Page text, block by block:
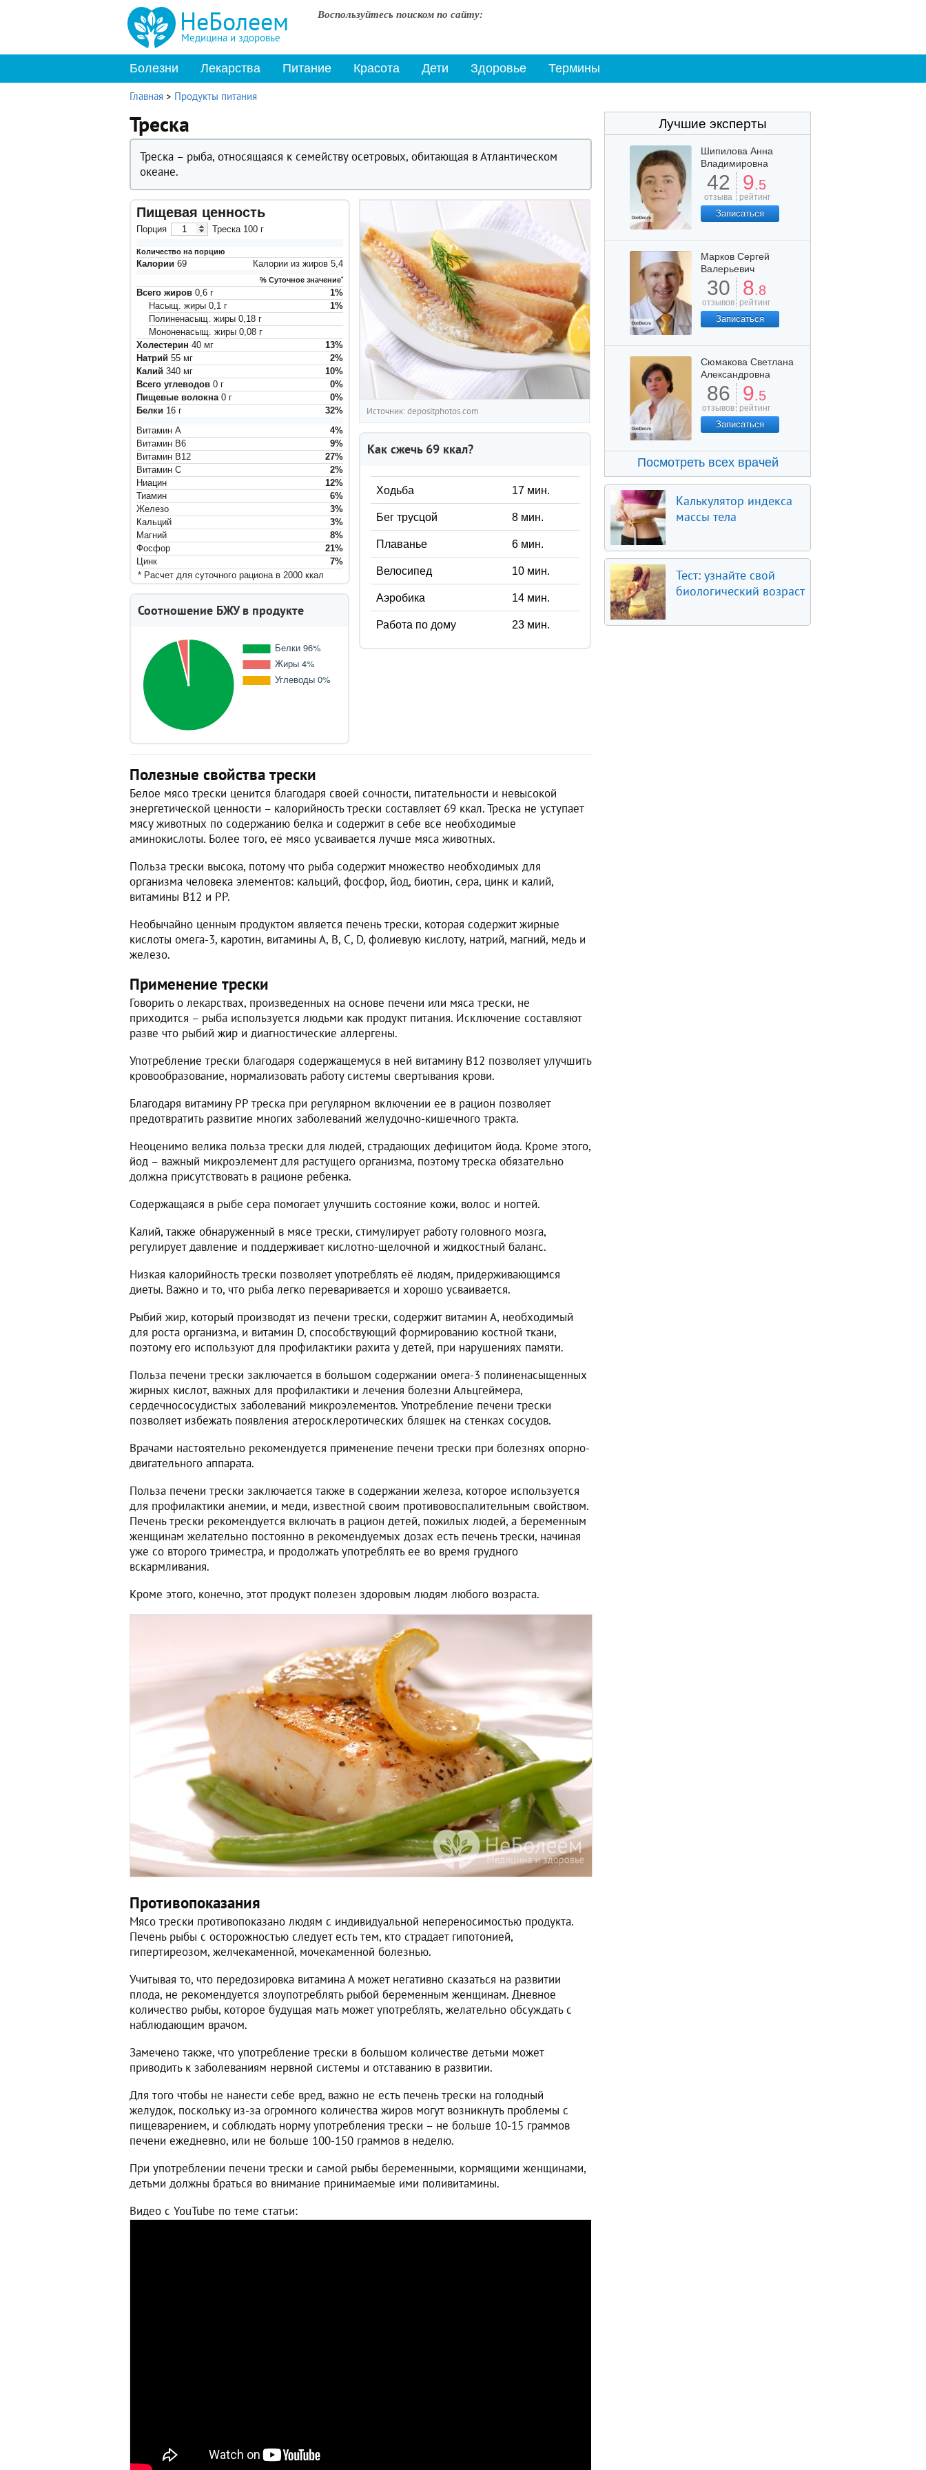
НеБолеем
Медицина и здоровье
Воспользуйтесь поиском по сайту:
Болезни Лекарства Питание Красота Дети Здоровье Термины
Главная > Продукты питания
Треска
Треска – рыба, относящаяся к семейству осетровых, обитающая в Атлантическом
океане.
Пищевая ценность
Порция Треска 100 г
Количество на порцию
Калории 69 Калории из жиров 5,4
% Суточное значение*
Всего жиров 0,6 г 1%
Насыщ. жиры 0,1 г 1%
Полиненасыщ. жиры 0,18 г
Мононенасыщ. жиры 0,08 г
Холестерин 40 мг 13%
Натрий 55 мг 2%
Калий 340 мг 10%
Всего углеводов 0 г 0%
Пищевые волокна 0 г 0%
Белки 16 г 32%
Витамин A
4%
Витамин B6
9%
Витамин B12
27%
Витамин C
2%
Ниацин
12%
Тиамин
6%
Железо
3%
Кальций
3%
Магний
8%
Фосфор
21%
Цинк
7%
* Расчет для суточного рациона в 2000 ккал
Соотношение БЖУ в продукте
Источник: depositphotos.com
Как сжечь 69 ккал?
Ходьба 17 мин.
Бег трусцой 8 мин.
Плаванье 6 мин.
Велосипед 10 мин.
Аэробика 14 мин.
Работа по дому 23 мин.
Полезные свойства трески
Белое мясо трески ценится благодаря своей сочности, питательности и невысокой
энергетической ценности – калорийность трески составляет 69 ккал. Треска не уступает
мясу животных по содержанию белка и содержит в себе все необходимые
аминокислоты. Более того, её мясо усваивается лучше мяса животных.
Польза трески высока, потому что рыба содержит множество необходимых для
организма человека элементов: кальций, фосфор, йод, биотин, сера, цинк и калий,
витамины В12 и РР.
Необычайно ценным продуктом является печень трески, которая содержит жирные
кислоты омега-3, каротин, витамины А, В, С, D, фолиевую кислоту, натрий, магний, медь и
железо.
Применение трески
Говорить о лекарствах, произведенных на основе печени или мяса трески, не
приходится – рыба используется людьми как продукт питания. Исключение составляют
разве что рыбий жир и диагностические аллергены.
Употребление трески благодаря содержащемуся в ней витамину В12 позволяет улучшить
кровообразование, нормализовать работу системы свертывания крови.
Благодаря витамину РР треска при регулярном включении ее в рацион позволяет
предотвратить развитие многих заболеваний желудочно-кишечного тракта.
Неоценимо велика польза трески для людей, страдающих дефицитом йода. Кроме этого,
йод – важный микроэлемент для растущего организма, поэтому треска обязательно
должна присутствовать в рационе ребенка.
Содержащаяся в рыбе сера помогает улучшить состояние кожи, волос и ногтей.
Калий, также обнаруженный в мясе трески, стимулирует работу головного мозга,
регулирует давление и поддерживает кислотно-щелочной и жидкостный баланс.
Низкая калорийность трески позволяет употреблять её людям, придерживающимся
диеты. Важно и то, что рыба легко переваривается и хорошо усваивается.
Рыбий жир, который производят из печени трески, содержит витамин А, необходимый
для роста организма, и витамин D, способствующий формированию костной ткани,
поэтому его используют для профилактики рахита у детей, при нарушениях памяти.
Польза печени трески заключается в большом содержании омега-3 полиненасыщенных
жирных кислот, важных для профилактики и лечения болезни Альцгеймера,
сердечнососудистых заболеваний микроэлементов. Употребление печени трески
позволяет избежать появления атеросклеротических бляшек на стенках сосудов.
Врачами настоятельно рекомендуется применение печени трески при болезнях опорно-
двигательного аппарата.
Польза печени трески заключается также в содержании железа, которое используется
для профилактики анемии, и меди, известной своим противовоспалительным свойством.
Печень трески рекомендуется включать в рацион детей, пожилых людей, а беременным
женщинам желательно постоянно в рекомендуемых дозах есть печень трески, начиная
уже со второго триместра, и продолжать употреблять ее во время грудного
вскармливания.
Кроме этого, конечно, этот продукт полезен здоровым людям любого возраста.
Противопоказания
Мясо трески противопоказано людям с индивидуальной непереносимостью продукта.
Печень рыбы с осторожностью следует есть тем, кто страдает гипотонией,
гипертиреозом, желчекаменной, мочекаменной болезнью.
Учитывая то, что передозировка витамина А может негативно сказаться на развитии
плода, не рекомендуется злоупотреблять рыбой беременным женщинам. Дневное
количество рыбы, которое будущая мать может употреблять, желательно обсуждать с
наблюдающим врачом.
Замечено также, что употребление трески в большом количестве детьми может
приводить к заболеваниям нервной системы и отставанию в развитии.
Для того чтобы не нанести себе вред, важно не есть печень трески на голодный
желудок, поскольку из-за огромного количества жиров могут возникнуть проблемы с
пищеварением, и соблюдать норму употребления трески – не больше 10-15 граммов
печени ежедневно, или не больше 100-150 граммов в неделю.
При употреблении печени трески и самой рыбы беременными, кормящими женщинами,
детьми должны браться во внимание принимаемые ими поливитамины.
Видео с YouTube по теме статьи:
Лучшие эксперты
Шипилова Анна
Владимировна
42
отзыва
9.5
рейтинг
Записаться
Марков Сергей
Валерьевич
30
отзывов
8.8
рейтинг
Записаться
Сюмакова Светлана
Александровна
86
отзывов
9.5
рейтинг
Записаться
Посмотреть всех врачей
Калькулятор индекса
массы тела
Тест: узнайте свой
биологический возраст